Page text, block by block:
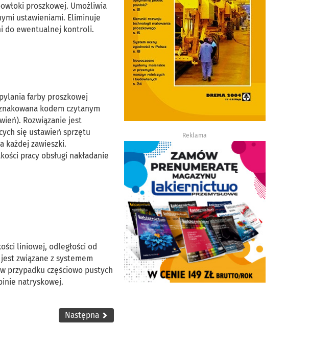
proszkowej. Umożliwia
ustawieniami. Eliminuje
do ewentualnej kontroli.
farby proszkowej
kodem czytanym
Rozwiązanie jest
się ustawień sprzętu
każdej zawieszki.
pracy obsługi nakładanie
liniowej, odległości od
związane z systemem
przypadku częściowo pustych
natryskowej.
Następna
Reklama